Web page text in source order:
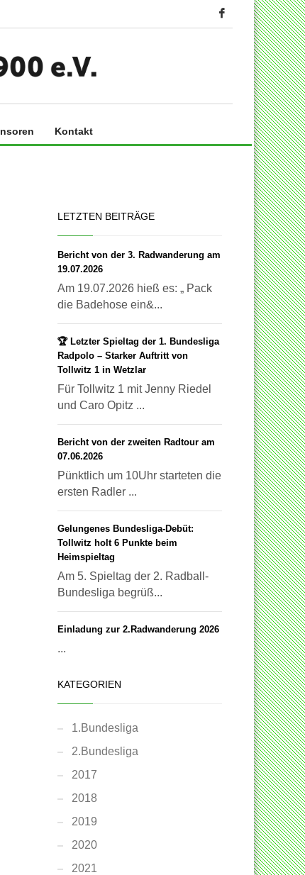
Kontakt
LETZTEN BEITRÄGE
Bericht von der 3. Radwanderung am
19.07.2026
Am 19.07.2026 hieß es: „ Pack
die Badehose ein&...
🏆 Letzter Spieltag der 1. Bundesliga
Radpolo – Starker Auftritt von
Tollwitz 1 in Wetzlar
Für Tollwitz 1 mit Jenny Riedel
und Caro Opitz ...
Bericht von der zweiten Radtour am
07.06.2026
Pünktlich um 10Uhr starteten die
ersten Radler ...
Gelungenes Bundesliga-Debüt:
Tollwitz holt 6 Punkte beim
Heimspieltag
Am 5. Spieltag der 2. Radball-
Bundesliga begrüß...
Einladung zur 2.Radwanderung 2026
...
KATEGORIEN
1.Bundesliga
2.Bundesliga
2017
2018
2019
2020
2021